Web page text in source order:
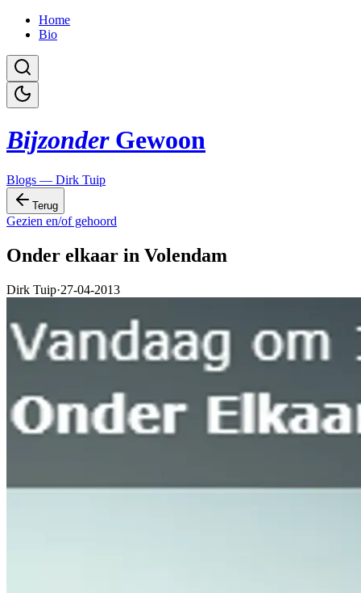
Home
Bio
Bijzonder Gewoon
Blogs — Dirk Tuip
Terug
Gezien en/of gehoord
Onder elkaar in Volendam
Dirk Tuip·27-04-2013